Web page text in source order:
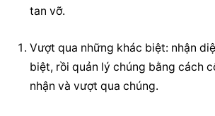
tan vỡ.
Vượt qua những khác biệt: nhận
biệt, rồi quản lý chúng bằng cách
nhận và vượt qua chúng.